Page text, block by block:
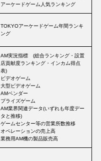
アーケードゲーム人気ランキング
TOKYOアーケードゲーム年間ランキ
ング
AM実況指標 (総合ランキング・設置
店貢献度ランキング・インカム得点
表)
ビデオゲーム
大型ビデオゲーム
AMベンダー
プライズゲーム
AM業界関連データ(いずれも年度デー
タと推移)
ゲームセンター等の営業所数推移
オペレーションの売上高
業務用AM機の製品販売高